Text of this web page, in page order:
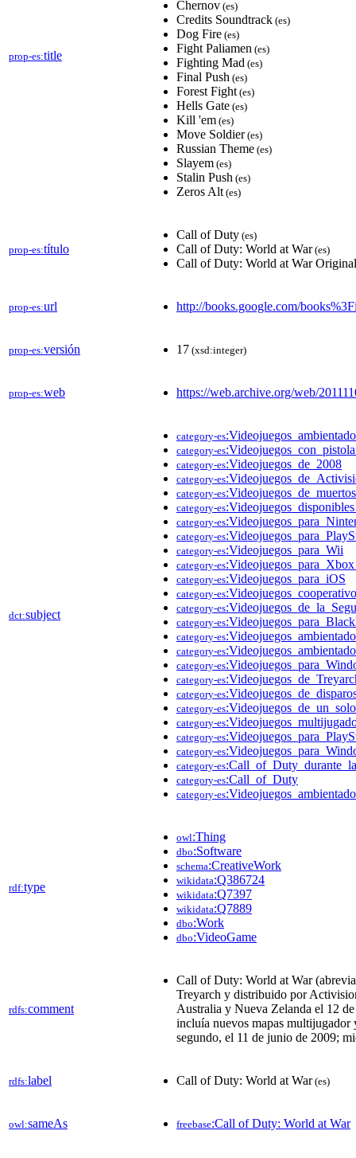
prop-es:title
Chernov (es)
Credits Soundtrack (es)
Dog Fire (es)
Fight Paliamen (es)
Fighting Mad (es)
Final Push (es)
Forest Fight (es)
Hells Gate (es)
Kill 'em (es)
Move Soldier(es)
Russian Theme (es)
Slayem (es)
Stalin Push (es)
Zeros Alt (es)
prop-es:título
Call of Duty (es)
Call of Duty: World at War(es)
Call of Duty: World at War
prop-es:url http://books.google.com/
prop-es:versión 17 (xsd:integer)
prop-es:web https://web.archive.org/web/
dct:subject
category-es
category-es
category-es:Videojuegos_de_2008
category-es
category-es
category-es
category-es
category-es
category-es:Videojuegos_para_Wii
category-es
category-es:Videojuegos_para_iOS
category-es
category-es
category-es
category-es
category-es
category-es
category-es
category-es
category-es
category-es
category-es
category-es
category-es
category-es:Call_of_Duty
category-es
rdf:type
owl:Thing
dbo:Software
schema:CreativeWork
wikidata:Q386724
wikidata:Q7397
wikidata:Q7889
dbo:Work
dbo:VideoGame
rdfs:comment
Call of Duty: World at War
Treyarch y distribuido por
Australia y Nueva Zelanda el 12
incluía nuevos mapas
segundo, el 11 de junio de 2009;​​​
rdfs:label Call of Duty: World at War(es)
owl:sameAs freebase:Call of Duty: World at War